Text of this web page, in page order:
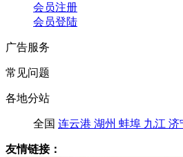
会员注册
会员登陆
广告服务
常见问题
各地分站
全国 连云港 湖州 蚌埠 九江 济
友情链接：